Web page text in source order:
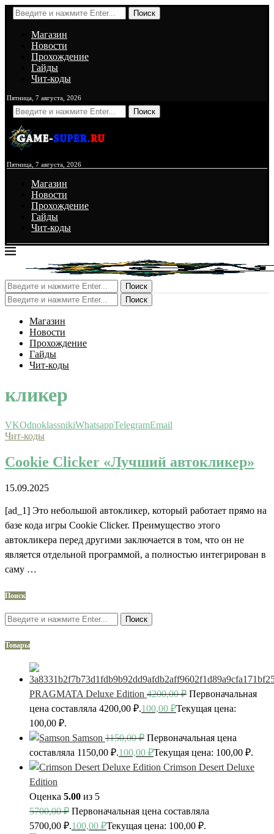
Поиск
Магазин
Новости
Прохождение
Гайды
Чит-коды
Пятница, 7 августа, 2026
Поиск
Пятница, 7 августа, 2026
Магазин
Новости
Прохождение
Гайды
Чит-коды
Поиск
Поиск
Магазин
Новости
Прохождение
Гайды
Чит-коды
кликер
VKOdnoklassnikiWhatsappTelegramEmail
Чит-коды
Cookie Clicker «Лучший автокликер»
15.09.2025
[ad_1] Это небольшой автокликер, который работает прямо на
базе кода игры Cookie Clicker. Преимущество этого
автокликера перед другими заключается в том, что он не
является отдельной программой, а полностью интегрирован в
саму …
Поиск
Поиск
Товары
PRAGMATA Deluxe Edition 4200,00₽ Первоначальная
цена составляла 4200,00 ₽.100,00 ₽Текущая цена:
100,00 ₽.
Samson 1150,00₽ Первоначальная цена
составляла 1150,00 ₽.100,00 ₽Текущая цена: 100,00 ₽.
Crimson Desert Deluxe
Edition
Оценка 5.00 из 5
5700,00₽ Первоначальная цена составляла
5700,00 ₽.100,00 ₽Текущая цена: 100,00 ₽.